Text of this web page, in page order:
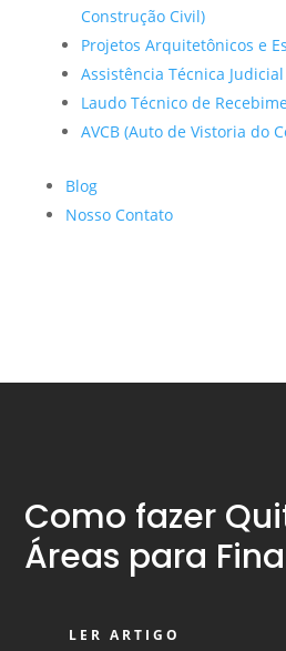
Construção Civil)
Projetos Arquitetônicos e
Assistência Técnica Judicial
Laudo Técnico de
AVCB (Auto de Vistoria do
Blog
Nosso Contato
Como fazer
Áreas para
LER ARTIGO